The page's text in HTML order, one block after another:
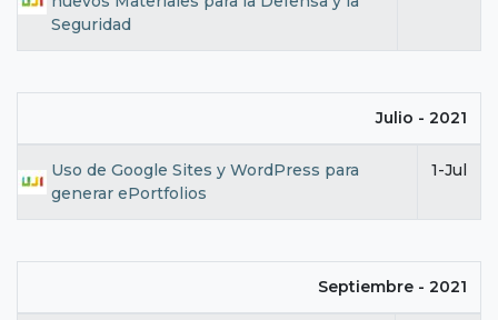
Seguridad
Julio - 2021
Uso de Google Sites y WordPress para
generar ePortfolios
1-Jul
Septiembre - 2021